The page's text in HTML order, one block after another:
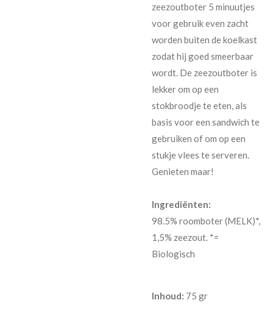
zeezoutboter 5 minuutjes
voor gebruik even zacht
worden buiten de koelkast
zodat hij goed smeerbaar
wordt. De zeezoutboter is
lekker om op een
stokbroodje te eten, als
basis voor een sandwich te
gebruiken of om op een
stukje vlees te serveren.
Genieten maar!
Ingrediënten:
98.5% roomboter (MELK)*,
1,5% zeezout. *=
Biologisch
Inhoud: 75 gr